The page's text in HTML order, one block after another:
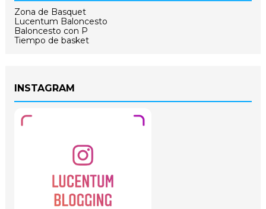
Zona de Basquet
Lucentum Baloncesto
Baloncesto con P
Tiempo de basket
INSTAGRAM